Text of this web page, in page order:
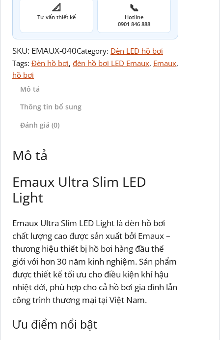
📐
Tư vấn thiết kế
📞
Hotline
0901 846 888
SKU: EMAUX-040Category: Đèn LED hồ bơi
Tags: Đèn hồ bơi, đèn hồ bơi LED Emaux, Emaux
hồ bơi
Mô tả
Thông tin bổ sung
Đánh giá (0)
Mô tả
Emaux Ultra Slim LED
Light
Emaux Ultra Slim LED Light là đèn hồ bơi
chất lượng cao được sản xuất bởi Emaux –
thương hiệu thiết bị hồ bơi hàng đầu thế
giới với hơn 30 năm kinh nghiệm. Sản phẩm
được thiết kế tối ưu cho điều kiện khí hậu
nhiệt đới, phù hợp cho cả hồ bơi gia đình lẫn
công trình thương mại tại Việt Nam.
Ưu điểm nổi bật